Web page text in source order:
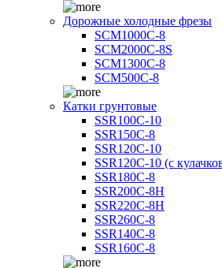
Дорожные холодные фрезы
SCM1000C-8
SCM2000C-8S
SCM1300C-8
SCM500C-8
Катки грунтовые
SSR100C-10
SSR150C-8
SSR120C-10
SSR120C-10 (с
SSR180C-8
SSR200C-8H
SSR220C-8H
SSR260C-8
SSR140C-8
SSR160C-8